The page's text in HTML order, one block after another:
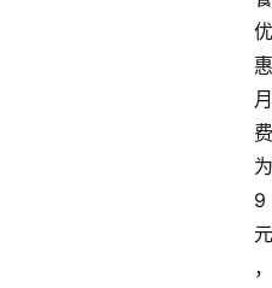
优
惠
月
费
为
9
元
，